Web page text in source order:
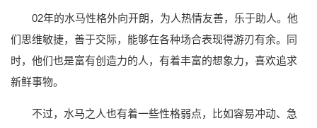
02年的水马性格外向开朗，为人热情友善，乐于助人。他
们思维敏捷，善于交际，能够在各种场合表现得游刃有余。同
时，他们也是富有创造力的人，有着丰富的想象力，喜欢追求
新鲜事物。
不过，水马之人也有着一些性格弱点，比如容易冲动、急